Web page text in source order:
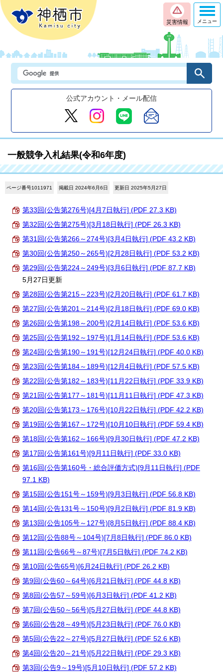
災害情報
公式アカウント・メール配信
メニュー
一般競争入札結果(令和6年度)
ページ番号1011971 掲載日 2024年6月6日 更新日 2025年5月27日
第33回(公告第276号)[4月7日執行] (PDF 27.3 KB)
第32回(公告第275号)[3月18日執行] (PDF 26.3 KB)
第31回(公告第266～274号)[3月4日執行] (PDF 43.2 KB)
第30回(公告第250～265号)[2月28日執行] (PDF 53.2 KB)
第29回(公告第224～249号)[3月6日執行] (PDF 87.7 KB)
5月27日更新
第28回(公告第215～223号)[2月20日執行] (PDF 61.7 KB)
第27回(公告第201～214号)[2月18日執行] (PDF 69.0 KB)
第26回(公告第198～200号)[2月14日執行] (PDF 53.6 KB)
第25回(公告第192～197号)[1月14日執行] (PDF 53.6 KB)
第24回(公告第190～191号)[12月24日執行] (PDF 40.0 KB)
第23回(公告第184～189号)[12月4日執行] (PDF 57.5 KB)
第22回(公告第182～183号)[11月22日執行] (PDF 33.9 KB)
第21回(公告第177～181号)[11月11日執行] (PDF 47.3 KB)
第20回(公告第173～176号)[10月22日執行] (PDF 42.2 KB)
第19回(公告第167～172号)[10月10日執行] (PDF 59.4 KB)
第18回(公告第162～166号)[9月30日執行] (PDF 47.2 KB)
第17回(公告第161号)[9月11日執行] (PDF 33.0 KB)
第16回(公告第160号・総合評価方式)[9月11日執行] (PDF
97.1 KB)
第15回(公告151号～159号)[9月3日執行] (PDF 56.8 KB)
第14回(公告131号～150号)[9月2日執行] (PDF 81.9 KB)
第13回(公告105号～127号)[8月5日執行] (PDF 88.4 KB)
第12回(公告88号～104号)[7月8日執行] (PDF 86.0 KB)
第11回(公告66号～87号)[7月5日執行] (PDF 74.2 KB)
第10回(公告65号)[6月24日執行] (PDF 26.2 KB)
第9回(公告60～64号)[6月21日執行] (PDF 44.8 KB)
第8回(公告57～59号)[6月3日執行] (PDF 41.2 KB)
第7回(公告50～56号)[5月27日執行] (PDF 44.8 KB)
第6回(公告28～49号)[5月23日執行] (PDF 76.0 KB)
第5回(公告22～27号)[5月27日執行] (PDF 52.6 KB)
第4回(公告20～21号)[5月22日執行] (PDF 29.3 KB)
第3回(公告9～19号)[5月10日執行] (PDF 57.2 KB)